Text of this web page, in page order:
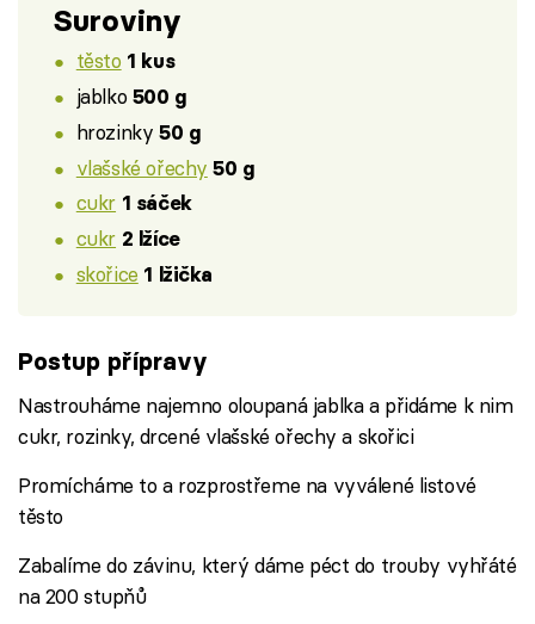
Suroviny
těsto 1 kus
jablko 500 g
hrozinky 50 g
vlašské ořechy 50 g
cukr 1 sáček
cukr 2 lžíce
skořice 1 lžička
Postup přípravy
Nastrouháme najemno oloupaná jablka a přidáme k nim
cukr, rozinky, drcené vlašské ořechy a skořici
Promícháme to a rozprostřeme na vyválené listové
těsto
Zabalíme do závinu, který dáme péct do trouby vyhřáté
na 200 stupňů